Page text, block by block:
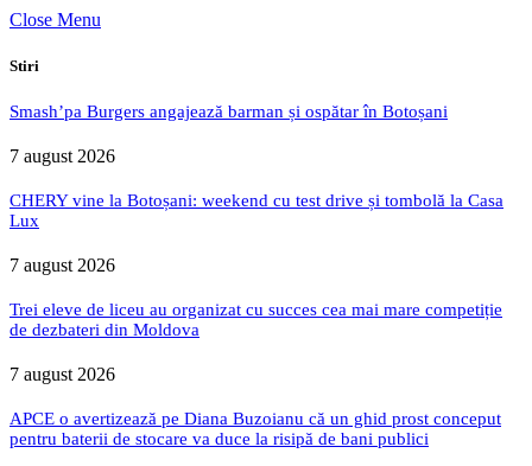
Close Menu
Stiri
Smash’pa Burgers angajează barman și ospătar în Botoșani
7 august 2026
CHERY vine la Botoșani: weekend cu test drive și tombolă la Casa
Lux
7 august 2026
Trei eleve de liceu au organizat cu succes cea mai mare competiție
de dezbateri din Moldova
7 august 2026
APCE o avertizează pe Diana Buzoianu că un ghid prost conceput
pentru baterii de stocare va duce la risipă de bani publici